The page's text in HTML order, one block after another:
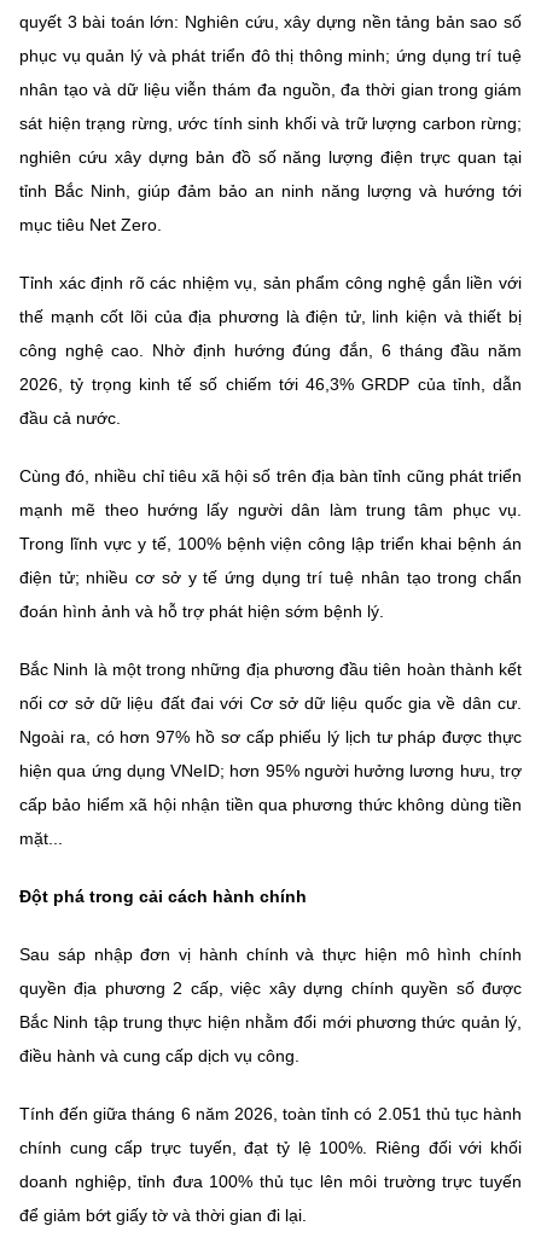
quyết 3 bài toán lớn: Nghiên cứu, xây dựng nền tảng bản sao số
phục vụ quản lý và phát triển đô thị thông minh; ứng dụng trí tuệ
nhân tạo và dữ liệu viễn thám đa nguồn, đa thời gian trong giám
sát hiện trạng rừng, ước tính sinh khối và trữ lượng carbon rừng;
nghiên cứu xây dựng bản đồ số năng lượng điện trực quan tại
tỉnh Bắc Ninh, giúp đảm bảo an ninh năng lượng và hướng tới
mục tiêu Net Zero.
Tỉnh xác định rõ các nhiệm vụ, sản phẩm công nghệ gắn liền với
thế mạnh cốt lõi của địa phương là điện tử, linh kiện và thiết bị
công nghệ cao. Nhờ định hướng đúng đắn, 6 tháng đầu năm
2026, tỷ trọng kinh tế số chiếm tới 46,3% GRDP của tỉnh, dẫn
đầu cả nước.
Cùng đó, nhiều chỉ tiêu xã hội số trên địa bàn tỉnh cũng phát triển
mạnh mẽ theo hướng lấy người dân làm trung tâm phục vụ.
Trong lĩnh vực y tế, 100% bệnh viện công lập triển khai bệnh án
điện tử; nhiều cơ sở y tế ứng dụng trí tuệ nhân tạo trong chẩn
đoán hình ảnh và hỗ trợ phát hiện sớm bệnh lý.
Bắc Ninh là một trong những địa phương đầu tiên hoàn thành kết
nối cơ sở dữ liệu đất đai với Cơ sở dữ liệu quốc gia về dân cư.
Ngoài ra, có hơn 97% hồ sơ cấp phiếu lý lịch tư pháp được thực
hiện qua ứng dụng VNeID; hơn 95% người hưởng lương hưu, trợ
cấp bảo hiểm xã hội nhận tiền qua phương thức không dùng tiền
mặt...
Đột phá trong cải cách hành chính
Sau sáp nhập đơn vị hành chính và thực hiện mô hình chính
quyền địa phương 2 cấp, việc xây dựng chính quyền số được
Bắc Ninh tập trung thực hiện nhằm đổi mới phương thức quản lý,
điều hành và cung cấp dịch vụ công.
Tính đến giữa tháng 6 năm 2026, toàn tỉnh có 2.051 thủ tục hành
chính cung cấp trực tuyến, đạt tỷ lệ 100%. Riêng đối với khối
doanh nghiệp, tỉnh đưa 100% thủ tục lên môi trường trực tuyến
để giảm bớt giấy tờ và thời gian đi lại.